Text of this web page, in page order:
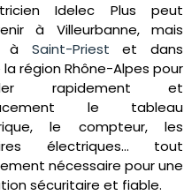
Idelec Plus peut
à Villeurbanne, mais
à Saint-Priest et dans
région Rhône-Alpes pour
rapidement et
le tableau
le compteur, les
électriques… tout
nécessaire pour une
sécuritaire et fiable.